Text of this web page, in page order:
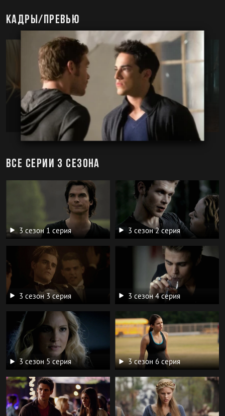
Кадры/превью
Все серии 3 сезона
3 сезон 1 серия 3 сезон 2 серия
3 сезон 3 серия 3 сезон 4 серия
3 сезон 5 серия 3 сезон 6 серия